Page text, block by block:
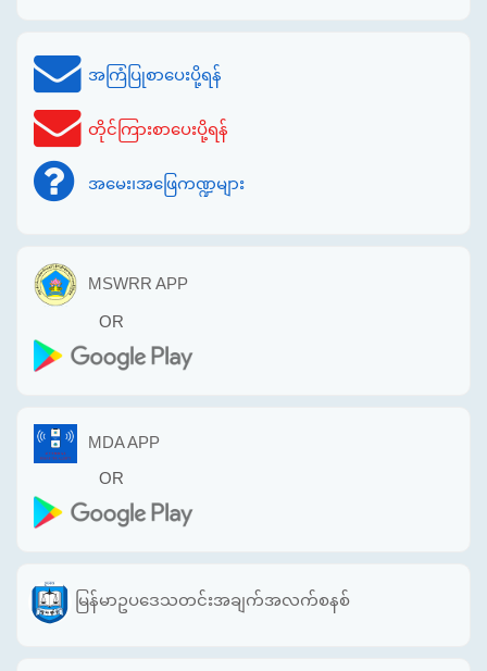
အကြံပြုစာပေးပို့ရန်
တိုင်ကြားစာပေးပို့ရန်
အမေး၊အဖြေကဏ္ဍများ
MSWRR APP
OR
MDA APP
OR
မြန်မာဥပဒေသတင်းအချက်အလက်စနစ်